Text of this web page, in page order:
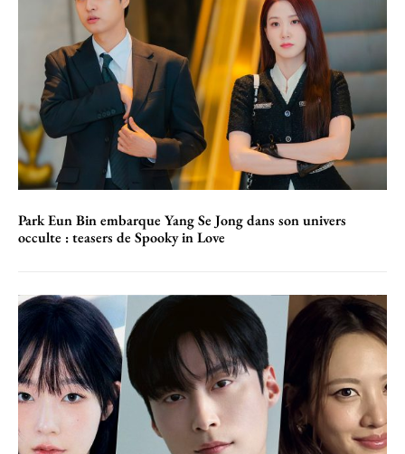
Park Eun Bin embarque Yang Se Jong dans son univers
occulte : teasers de Spooky in Love